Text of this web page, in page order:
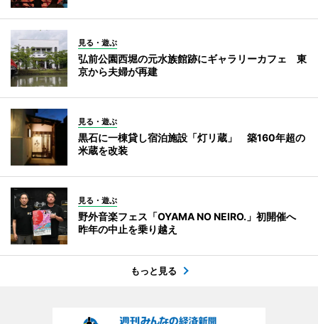
見る・遊ぶ
弘前公園西堀の元水族館跡にギャラリーカフェ 東
京から夫婦が再建
見る・遊ぶ
黒石に一棟貸し宿泊施設「灯リ蔵」 築160年超の
米蔵を改装
見る・遊ぶ
野外音楽フェス「OYAMA NO NEIRO.」初開催へ
昨年の中止を乗り越え
もっと見る